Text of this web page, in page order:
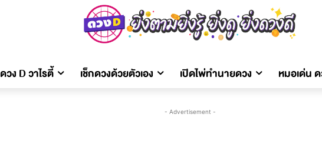
ดวง D วาไรตี้ เช็กดวงด้วยตัวเอง เปิดไพ่ทำนายดวง หมอเด่น
- Advertisement -